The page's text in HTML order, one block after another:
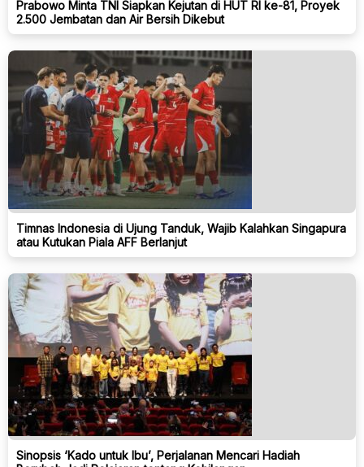
Prabowo Minta TNI Siapkan Kejutan di HUT RI ke-81, Proyek
2.500 Jembatan dan Air Bersih Dikebut
Timnas Indonesia di Ujung Tanduk, Wajib Kalahkan Singapura
atau Kutukan Piala AFF Berlanjut
Sinopsis ‘Kado untuk Ibu’, Perjalanan Mencari Hadiah